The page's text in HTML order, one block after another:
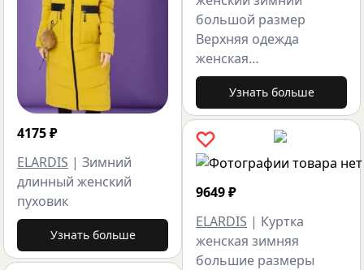
4175₽
ELARDIS | Зимний
длинный женский
пуховик
Узнать больше
большой размер
Верхняя одежда
женская…
Узнать больше
9649₽
ELARDIS | Куртка
женская зимняя
большие размеры